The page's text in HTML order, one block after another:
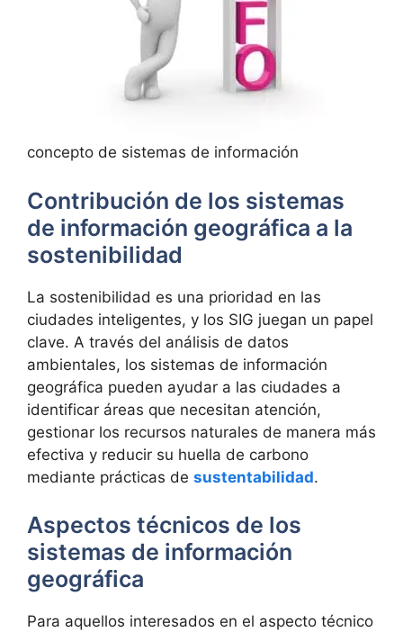
concepto de sistemas de información
Contribución de los sistemas
de información geográfica a la
sostenibilidad
La sostenibilidad es una prioridad en las
ciudades inteligentes, y los SIG juegan un papel
clave. A través del análisis de datos
ambientales, los sistemas de información
geográfica pueden ayudar a las ciudades a
identificar áreas que necesitan atención,
gestionar los recursos naturales de manera más
efectiva y reducir su huella de carbono
mediante prácticas de sustentabilidad.
Aspectos técnicos de los
sistemas de información
geográfica
Para aquellos interesados en el aspecto técnico